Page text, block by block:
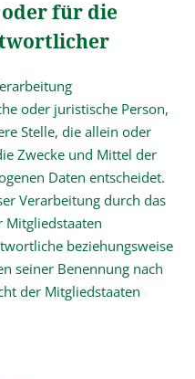
für die
oder juristische Person,
Stelle, die allein oder
Zwecke und Mittel der
Daten entscheidet.
Verarbeitung durch das
Mitgliedstaaten
beziehungsweise
seiner Benennung nach
der Mitgliedstaaten